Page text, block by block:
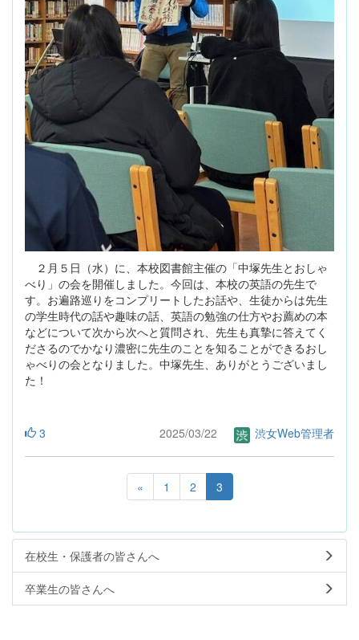
２月５日（水）に、本校図書館主催の「中塚先生とおしゃ
べり」の会を開催しました。今回は、本校の英語の先生で
す。お遍路巡りをコンプリートしたお話や、生徒からは先生
の学生時代の話や趣味の話、英語の勉強の仕方やお薦めの本
などについて次から次へと質問され、先生も真摯に答えてく
ださるのでかなり濃密に先生のことを知ることができるおし
ゃべりの会となりました。中塚先生、ありがとうございまし
た！
3 2025/03/22 渋女Web管理者
« 1 2 3
在校生・保護者の皆さんへ
卒業生の皆さんへ